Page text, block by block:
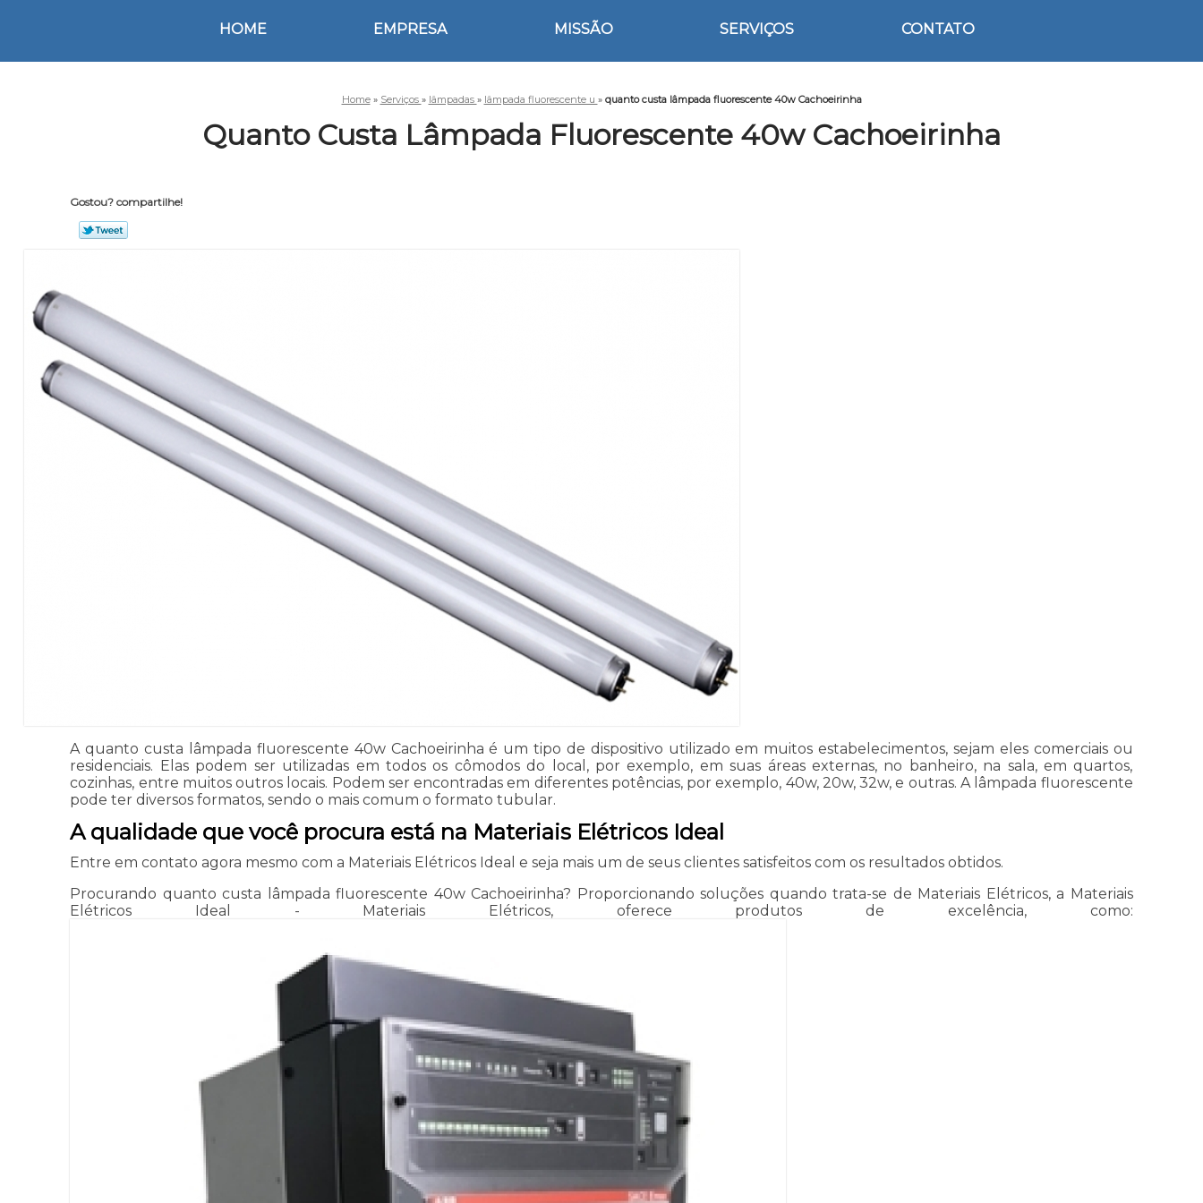
HOME EMPRESA MISSÃO SERVIÇOS CONTATO
Home » Serviços » lâmpadas » lâmpada fluorescente u » quanto custa lâmpada fluorescente 40w Cachoeirinha
Quanto Custa Lâmpada Fluorescente 40w Cachoeirinha
Gostou? compartilhe!
A quanto custa lâmpada fluorescente 40w Cachoeirinha é um tipo de dispositivo utilizado em muitos estabelecimentos, sejam eles comerciais ou
residenciais. Elas podem ser utilizadas em todos os cômodos do local, por exemplo, em suas áreas externas, no banheiro, na sala, em quartos,
cozinhas, entre muitos outros locais. Podem ser encontradas em diferentes potências, por exemplo, 40w, 20w, 32w, e outras. A lâmpada fluorescente
pode ter diversos formatos, sendo o mais comum o formato tubular.
A qualidade que você procura está na Materiais Elétricos Ideal
Entre em contato agora mesmo com a Materiais Elétricos Ideal e seja mais um de seus clientes satisfeitos com os resultados obtidos.
Procurando quanto custa lâmpada fluorescente 40w Cachoeirinha? Proporcionando soluções quando trata-se de Materiais Elétricos, a Materiais
Elétricos Ideal - Materiais Elétricos, oferece produtos de excelência, como: